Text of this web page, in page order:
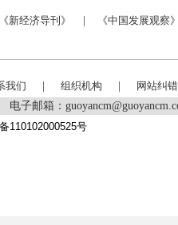
《新经济导刊》 《中国发展观察
我们 组织机构
网站纠错
电子邮箱：
110102000525号